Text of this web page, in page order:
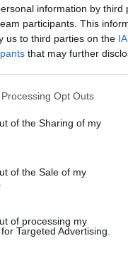
information by third
participants. This
us to third parties on the
that may further
Opt Outs
of the Sharing of my
of the Sale of my
of processing my
Targeted Advertising.
Gutiérrez
piden a los
tuitea desde La
10/08/26 08:35
trabajo de
la verdadera, de
es un